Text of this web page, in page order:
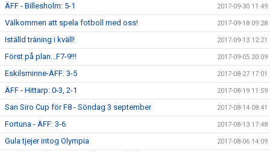
ÄFF - Billesholm: 5-1 2017-09-30 11:49
Välkommen att spela fotboll med oss! 2017-09-18 09:28
Iställd träning i kväll! 2017-09-13 12:21
Först på plan...F7-9!!! 2017-09-05 20:09
Eskilsminne-ÄFF: 3-5 2017-08-27 17:01
ÄFF - Hittarp: 0-3, 2-1 2017-08-19 11:59
San Siro Cup för F8 - Söndag 3 september 2017-08-14 08:41
Fortuna - ÄFF: 3-6 2017-08-13 17:48
Gula tjejer intog Olympia 2017-08-06 14:09